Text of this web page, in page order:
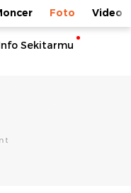
Foto Video
Sekitarmu